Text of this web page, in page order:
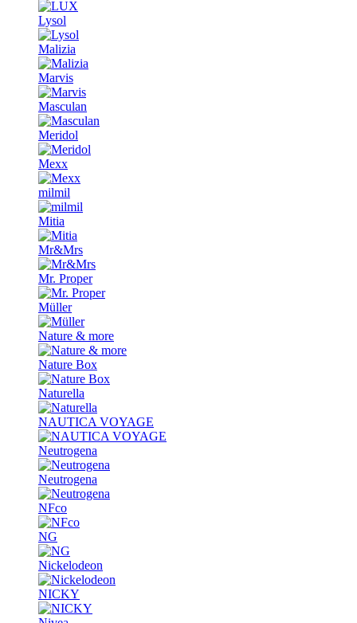
Lysol
Malizia
Marvis
Masculan
Meridol
Mexx
milmil
Mitia
Mr&Mrs
Mr. Proper
Müller
Nature & more
Nature Box
Naturella
NAUTICA VOYAGE
Neutrogena
Neutrogena
NFco
NG
Nickelodeon
NICKY